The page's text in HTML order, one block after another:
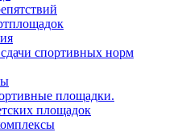
спортивных норм
площадки.
площадок